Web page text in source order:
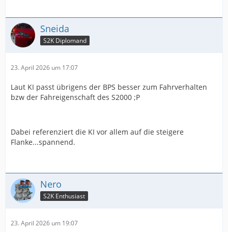
Sneida
S2K Diplomand
23. April 2026 um 17:07
Laut KI passt übrigens der BPS besser zum Fahrverhalten
bzw der Fahreigenschaft des S2000 ;P
Dabei referenziert die KI vor allem auf die steigere
Flanke...spannend.
Nero
S2K Enthusiast
23. April 2026 um 19:07